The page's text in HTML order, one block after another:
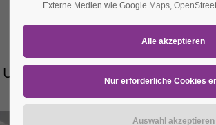
Uhr
Externe Medien wie Google Maps,